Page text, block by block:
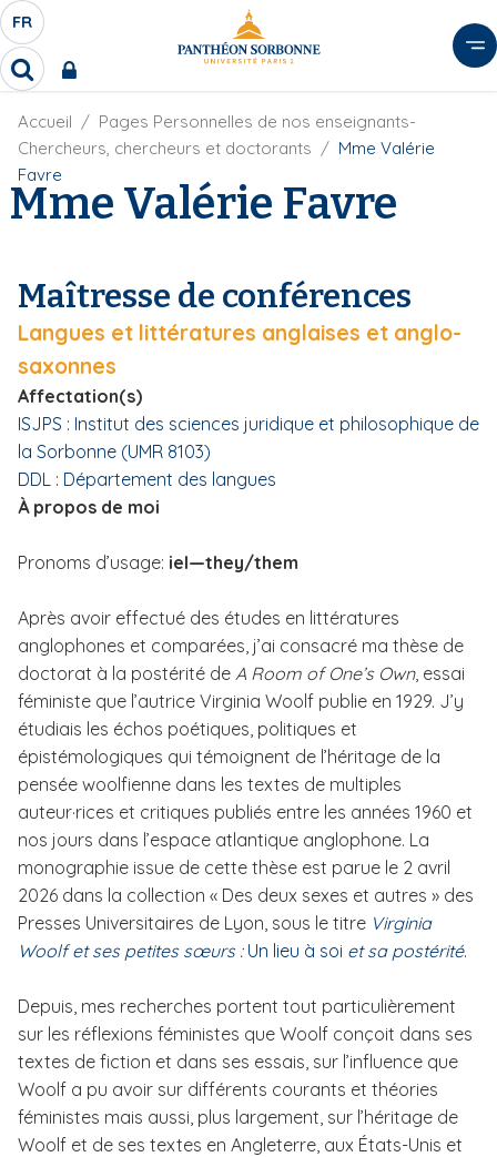
A
l
l
e
S
É
L
E
C
T
E
U
E
L
N
G
U
E
F
R
FR
R
c
h
e
r
c
r
F
i
d
'
A
a
n
e
Accueil
Pages Personnelles de nos enseignants-
Chercheurs, chercheurs et doctorants
Mme Valérie
Favre
Mme Valérie Favre
Maîtresse de conférences
Langues et littératures anglaises et anglo-
saxonnes
Affectation(s)
ISJPS : Institut des sciences juridique et philosophique de
la Sorbonne (UMR 8103)
DDL : Département des langues
À propos de moi
Pronoms d’usage: iel—they/them
Après avoir effectué des études en littératures
anglophones et comparées, j’ai consacré ma thèse de
doctorat à la postérité de A Room of One’s Own, essai
féministe que l’autrice Virginia Woolf publie en 1929. J’y
étudiais les échos poétiques, politiques et
épistémologiques qui témoignent de l’héritage de la
pensée woolfienne dans les textes de multiples
auteur·rices et critiques publiés entre les années 1960 et
nos jours dans l’espace atlantique anglophone. La
monographie issue de cette thèse est parue le 2 avril
2026 dans la collection « Des deux sexes et autres » des
Presses Universitaires de Lyon, sous le titre Virginia
Woolf et ses petites sœurs : Un lieu à soi et sa postérité.
Depuis, mes recherches portent tout particulièrement
sur les réflexions féministes que Woolf conçoit dans ses
textes de fiction et dans ses essais, sur l’influence que
Woolf a pu avoir sur différents courants et théories
féministes mais aussi, plus largement, sur l’héritage de
Woolf et de ses textes en Angleterre, aux États-Unis et